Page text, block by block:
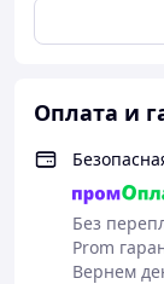
качества и
Оплата и
Без
Prom
Вернем